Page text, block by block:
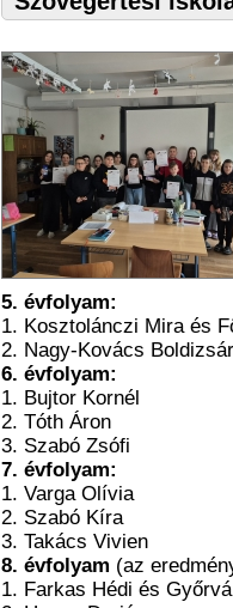
5. évfolyam:
1. Kosztolánczi Mira és
2. Nagy-Kovács
6. évfolyam:
1. Bujtor Kornél
2. Tóth Áron
3. Szabó Zsófi
7. évfolyam:
1. Varga Olívia
2. Szabó Kíra
3. Takács Vivien
8. évfolyam (az
1. Farkas Hédi és